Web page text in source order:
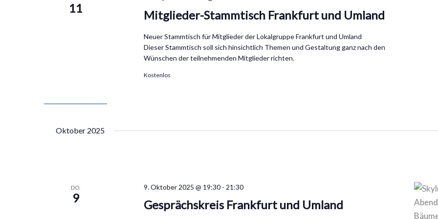
11 Mitglieder-Stammtisch Frankfurt und Umland
Neuer Stammtisch für Mitglieder der Lokalgruppe Frankfurt und Umland
Dieser Stammtisch soll sich hinsichtlich Themen und Gestaltung ganz nach den
Wünschen der teilnehmenden Mitglieder richten.
Kostenlos
Oktober 2025
DO.
9 Gesprächskreis Frankfurt und Umland
9. Oktober 2025 @ 19:30 - 21:30